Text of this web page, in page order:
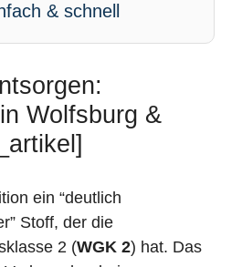
& schnell
Wolfsburg &
ein “deutlich
Stoff, der die
2 (WGK 2) hat. Das